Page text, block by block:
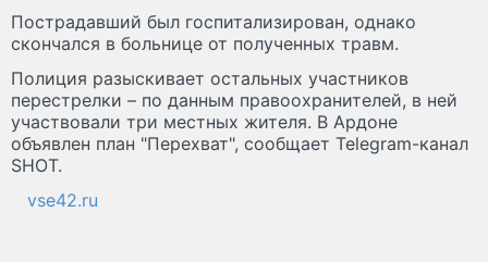
Пострадавший был госпитализирован, однако
скончался в больнице от полученных травм.
Полиция разыскивает остальных участников
перестрелки – по данным правоохранителей, в ней
участвовали три местных жителя. В Ардоне
объявлен план "Перехват", сообщает Telegram-канал
SHOT.
vse42.ru